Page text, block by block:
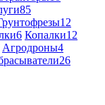
85
12
6 Копалки12
Агродроны4
26